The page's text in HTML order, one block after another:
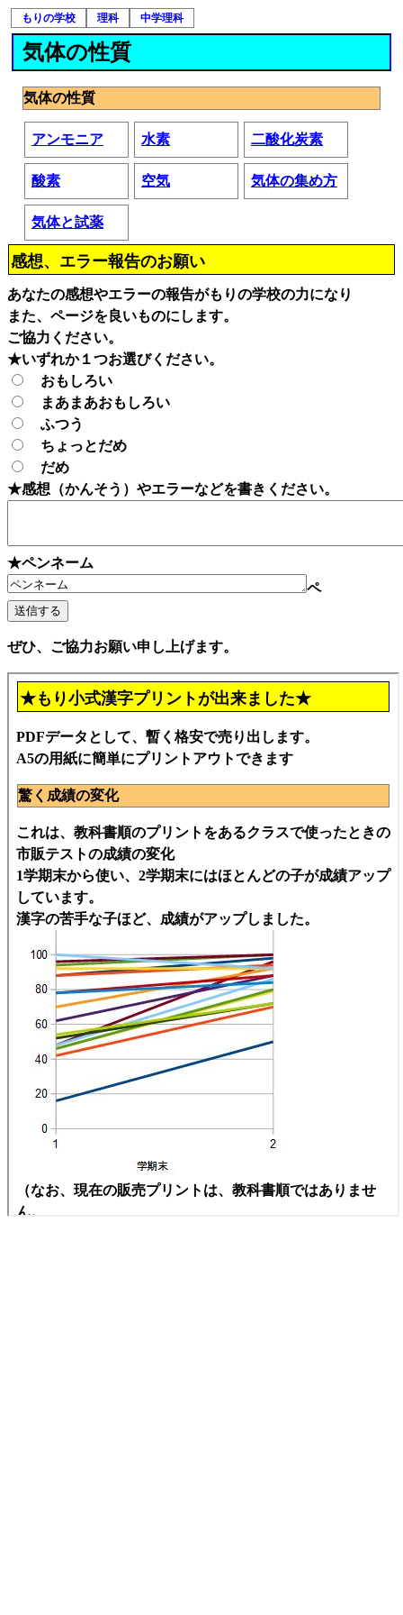
もりの学校 理科 中学理科
気体の性質
気体の性質
アンモニア 水素 二酸化炭素
酸素 空気 気体の集め方
気体と試薬
感想、エラー報告のお願い
あなたの感想やエラーの報告がもりの学校の力になり
また、ページを良いものにします。
ご協力ください。
★いずれか１つお選びください。
おもしろい
まあまあおもしろい
ふつう
ちょっとだめ
だめ
★感想（かんそう）やエラーなどを書きください。
★ペンネーム
ペ
ぜひ、ご協力お願い申し上げます。